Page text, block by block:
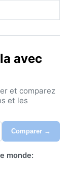
avec
et comparez
et les
Comparer →
monde: